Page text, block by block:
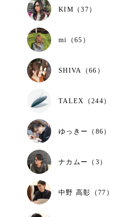
KIM（37）
mi（65）
SHIVA（66）
TALEX（244）
ゆっきー（86）
ナカムー（3）
中野 高彰（77）